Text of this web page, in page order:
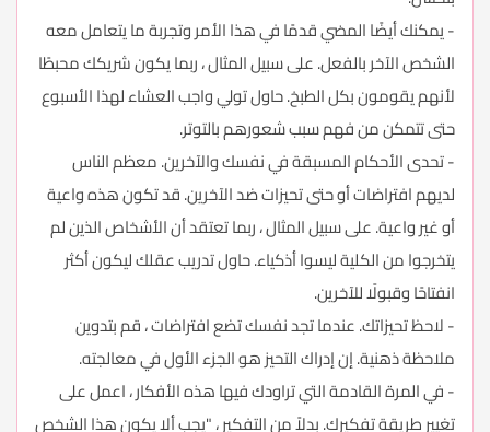
- يمكنك أيضًا المضي قدمًا في هذا الأمر وتجربة ما يتعامل معه
الشخص الآخر بالفعل. على سبيل المثال ، ربما يكون شريكك محبطًا
لأنهم يقومون بكل الطبخ. حاول تولي واجب العشاء لهذا الأسبوع
حتى تتمكن من فهم سبب شعورهم بالتوتر.
- تحدى الأحكام المسبقة في نفسك والآخرين. معظم الناس
لديهم افتراضات أو حتى تحيزات ضد الآخرين. قد تكون هذه واعية
أو غير واعية. على سبيل المثال ، ربما تعتقد أن الأشخاص الذين لم
يتخرجوا من الكلية ليسوا أذكياء. حاول تدريب عقلك ليكون أكثر
انفتاحًا وقبولًا للآخرين.
- لاحظ تحيزاتك. عندما تجد نفسك تضع افتراضات ، قم بتدوين
ملاحظة ذهنية. إن إدراك التحيز هو الجزء الأول في معالجته.
- في المرة القادمة التي تراودك فيها هذه الأفكار ، اعمل على
تغيير طريقة تفكيرك. بدلاً من التفكير ، "يجب ألا يكون هذا الشخص